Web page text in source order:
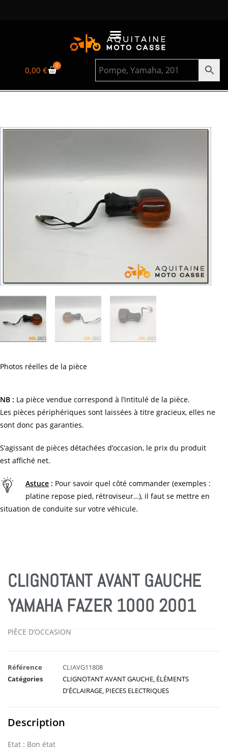
0,00€ 0
Photos réelles de la pièce
NB : La pièce vendue correspond à l’intitulé de la pièce.
Les pièces périphériques sont laissées à titre gracieux, elles ne
sont donc pas garanties.
S’agissant de pièces détachées d’occasion, le prix du produit
est affiché net.
Astuce : Pour savoir quel côté commander (exemples :
platine repose pied, rétroviseur…), il faut se mettre en
situation de conduite sur votre véhicule.
CLIGNOTANT AVANT GAUCHE
YAMAHA FAZER 1000 2001
PIÈCE D’OCCASION
Référence
CLIAVG11808
Catégories
CLIGNOTANT AVANT GAUCHE ÉLÉMENTS
D'ÉCLAIRAGE PIECES ELECTRIQUES
Description
Etat : Bon état